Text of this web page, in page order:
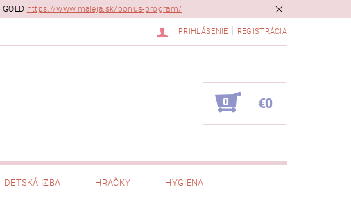
https://www.maleja.sk/bonus-program/
PRIHLÁSENIE REGISTRÁCIA
0 €0
DETSKÁ IZBA HRAČKY HYGIENA